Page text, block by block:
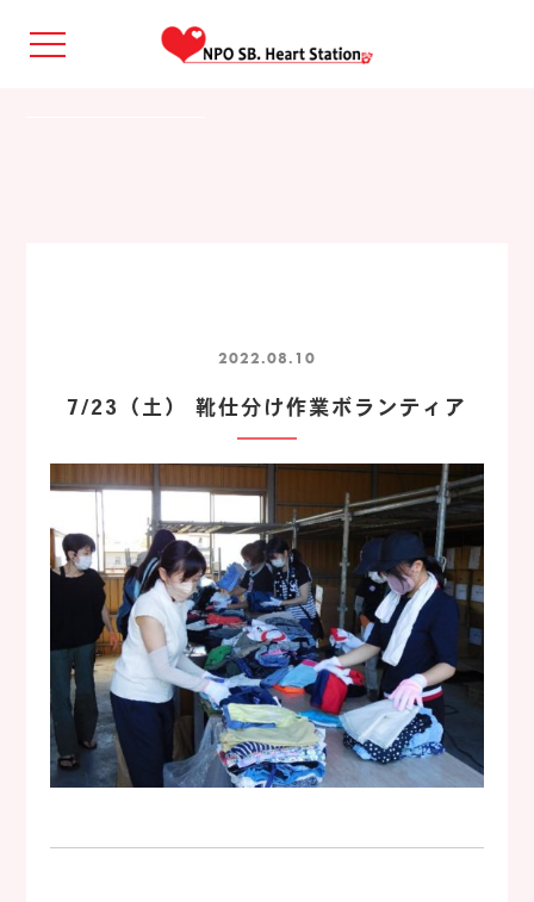
2022.08.10
7/23（土） 靴仕分け作業ボランティア